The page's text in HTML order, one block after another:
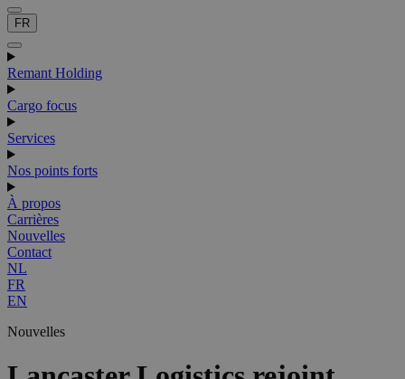
FR
Remant Holding
Cargo focus
Services
Nos points forts
À propos
Carrières
Nouvelles
Contact
NL
FR
EN
Nouvelles